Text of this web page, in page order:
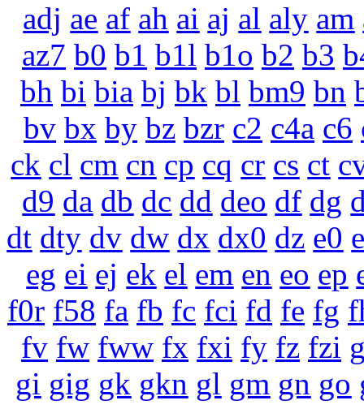
adj ae af ah ai aj al aly am
az7 b0 b1 b1l b1o b2 b3
bh bi bia bj bk bl bm9 bn
bv bx by bz bzr c2 c4a c6
ck cl cm cn cp cq cr cs ct
d9 da db dc dd deo df dg
dt dty dv dw dx dx0 dz e0
eg ei ej ek el em en eo ep
f0r f58 fa fb fc fci fd fe fg
fv fw fww fx fxi fy fz fzi
gi gig gk gkn gl gm gn go